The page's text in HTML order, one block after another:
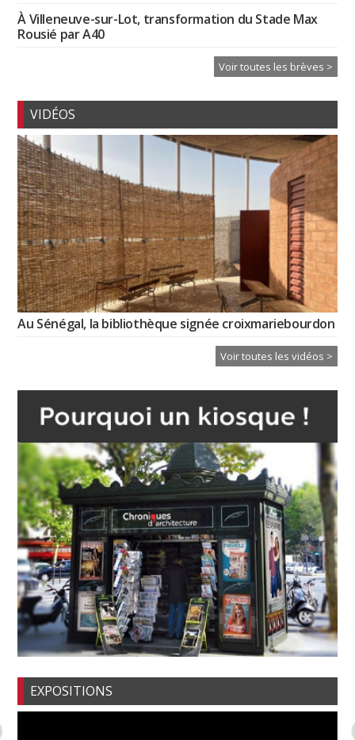
À Villeneuve-sur-Lot, transformation du Stade Max
Rousié par A40
Voir toutes les brèves >
VIDÉOS
Au Sénégal, la bibliothèque signée croixmariebourdon
Voir toutes les vidéos >
EXPOSITIONS